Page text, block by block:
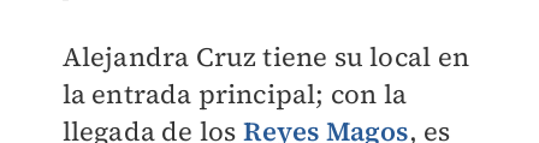
Alejandra Cruz tiene su local en
la entrada principal; con la
llegada de los Reyes Magos, es